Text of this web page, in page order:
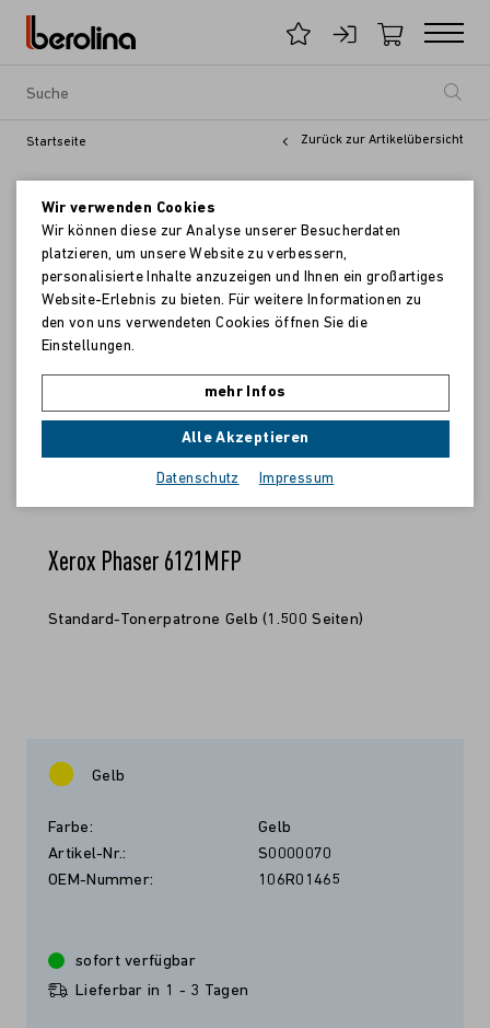
Startseite Zurück zur Artikelübersicht
Xerox Phaser 6121MFP
Standard-Tonerpatrone Gelb (1.500 Seiten)
Gelb
Farbe:
Gelb
Artikel-Nr.:
S0000070
OEM-Nummer:
106R01465
sofort verfügbar
Lieferbar in 1 - 3 Tagen
Wir verwenden Cookies
Wir können diese zur Analyse unserer Besucherdaten
platzieren, um unsere Website zu verbessern,
personalisierte Inhalte anzuzeigen und Ihnen ein großartiges
Website-Erlebnis zu bieten. Für weitere Informationen zu
den von uns verwendeten Cookies öffnen Sie die
Einstellungen.
mehr Infos
Alle Akzeptieren
Datenschutz Impressum